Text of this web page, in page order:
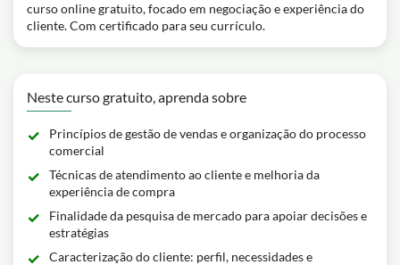
curso online gratuito, focado em negociação e experiência do
cliente. Com certificado para seu currículo.
Neste curso gratuito, aprenda sobre
Princípios de gestão de vendas e organização do processo
comercial
Técnicas de atendimento ao cliente e melhoria da
experiência de compra
Finalidade da pesquisa de mercado para apoiar decisões e
estratégias
Caracterização do cliente: perfil, necessidades e